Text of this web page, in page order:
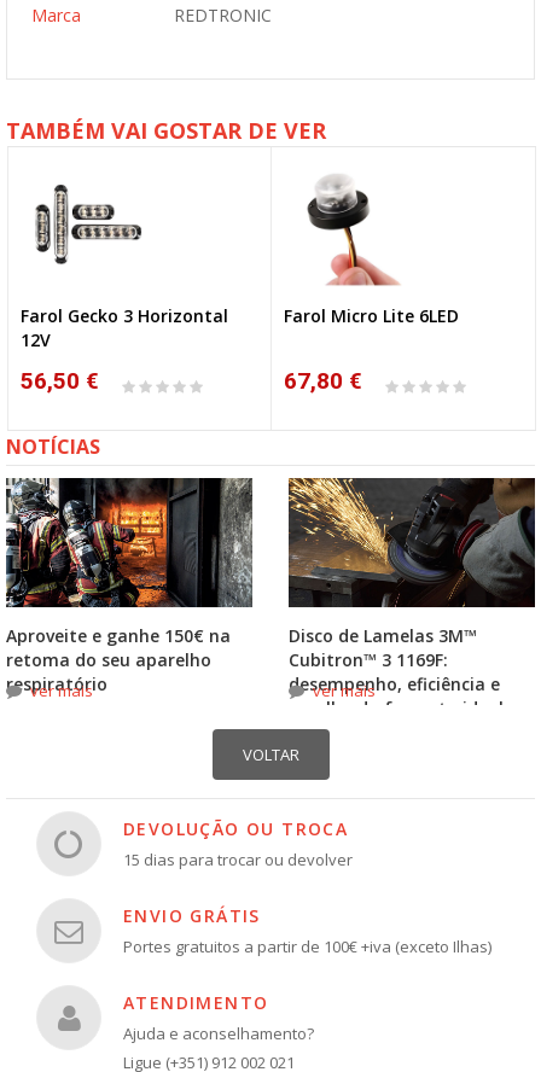
Marca
REDTRONIC
TAMBÉM VAI GOSTAR DE VER
Farol Gecko 3 Horizontal
12V
56,50 €
Farol Micro Lite 6LED
67,80 €
NOTÍCIAS
Aproveite e ganhe 150€ na
retoma do seu aparelho
respiratório
ver mais
Disco de Lamelas 3M™
Cubitron™ 3 1169F:
desempenho, eficiência e
escolha do formato ideal
ver mais
DEVOLUÇÃO OU TROCA
15 dias para trocar ou devolver
ENVIO GRÁTIS
Portes gratuitos a partir de 100€ +iva (exceto Ilhas)
ATENDIMENTO
Ajuda e aconselhamento?
Ligue (+351) 912 002 021